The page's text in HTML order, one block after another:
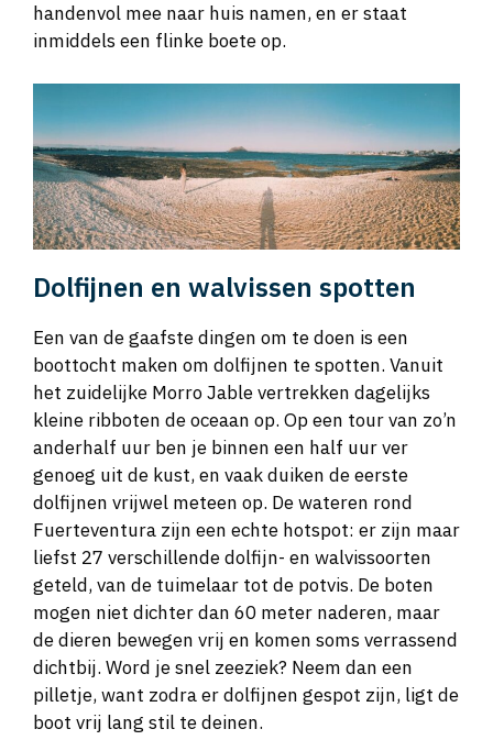
handenvol mee naar huis namen, en er staat
inmiddels een flinke boete op.
Dolfijnen en walvissen spotten
Een van de gaafste dingen om te doen is een
boottocht maken om dolfijnen te spotten. Vanuit
het zuidelijke Morro Jable vertrekken dagelijks
kleine ribboten de oceaan op. Op een tour van zo’n
anderhalf uur ben je binnen een half uur ver
genoeg uit de kust, en vaak duiken de eerste
dolfijnen vrijwel meteen op. De wateren rond
Fuerteventura zijn een echte hotspot: er zijn maar
liefst 27 verschillende dolfijn- en walvissoorten
geteld, van de tuimelaar tot de potvis. De boten
mogen niet dichter dan 60 meter naderen, maar
de dieren bewegen vrij en komen soms verrassend
dichtbij. Word je snel zeeziek? Neem dan een
pilletje, want zodra er dolfijnen gespot zijn, ligt de
boot vrij lang stil te deinen.